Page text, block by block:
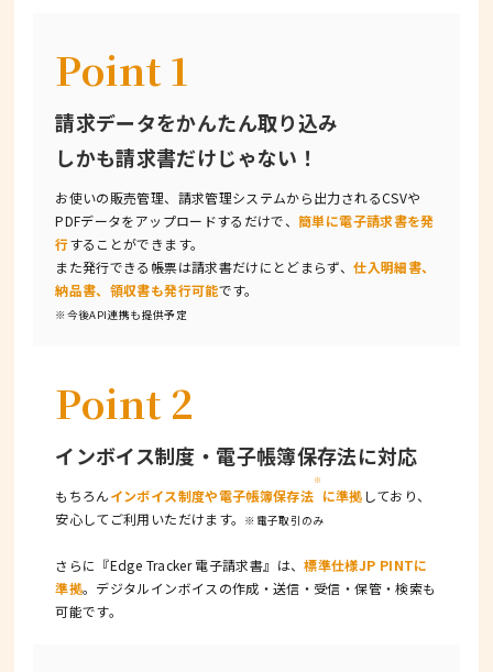
Point 1
請求データをかんたん取り込み
しかも請求書だけじゃない！
お使いの販売管理、請求管理システムから出力されるCSVや
PDFデータをアップロードするだけで、簡単に電子請求書を発
行することができます。
また発行できる帳票は請求書だけにとどまらず、仕入明細書、
納品書、領収書も発行可能です。
※今後API連携も提供予定
Point 2
インボイス制度・ 電子帳簿保存法に対応
もちろんインボイス制度や電子帳簿保存法
※
に準拠 しており、
安心してご利用いただけます。
※電子取引のみ
さらに『Edge Tracker 電子請求書』は、標準仕様JP PINTに
準拠。デジタルインボイスの作成・送信・受信・保管・検索も
可能です。